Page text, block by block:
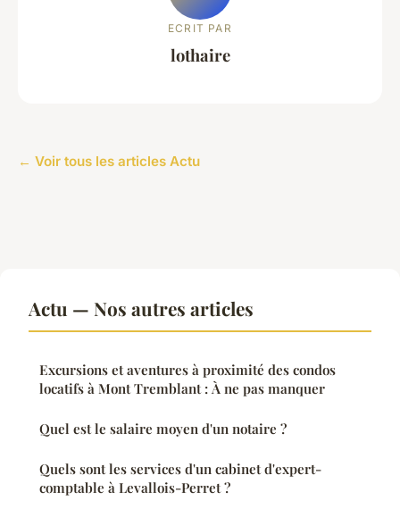
ECRIT PAR
lothaire
← Voir tous les articles Actu
Actu — Nos autres articles
Excursions et aventures à proximité des condos
locatifs à Mont Tremblant : À ne pas manquer
Quel est le salaire moyen d'un notaire ?
Quels sont les services d'un cabinet d'expert-
comptable à Levallois-Perret ?